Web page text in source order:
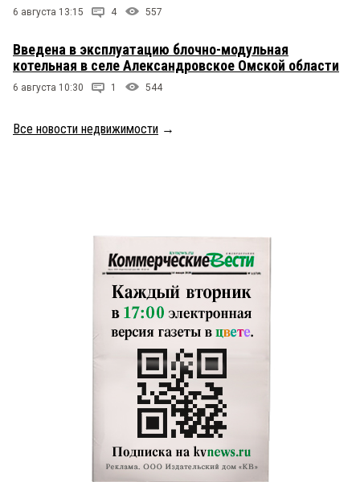
6 августа 13:15 4 557
Введена в эксплуатацию блочно-модульная
котельная в селе Александровское Омской области
6 августа 10:30 1 544
Все новости недвижимости →